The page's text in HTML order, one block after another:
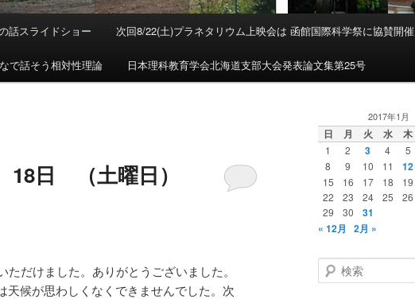
話スライドショー 次回8/22(土)プラネタリウム上映会は 函館国際科学祭に協賛開催
で話そう相対性理論 日本理科教育学会北海道支部大会発表論文集第25号
日 （土曜日）
だけました。ありがとうございました。
天候が思わしくなくできませんでした。次
2017年1月
日 月 火 水 木
1 2 3 4 5
8
9 10 11 12
15
16 17 18 19
22
23 24 25 26
29
30
31
« 12月
2月 »
検
索